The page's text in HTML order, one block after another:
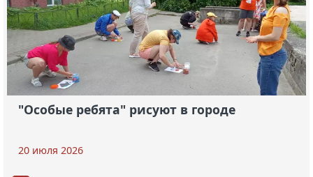
"Особые ребята" рисуют в городе
20 июля 2026